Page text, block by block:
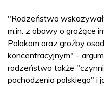
"Rodzeństwo
m.in. z obawy o grożące
Polakom oraz groźby
koncentracyjnym" -
rodzeństwo także
pochodzenia polskiego" i